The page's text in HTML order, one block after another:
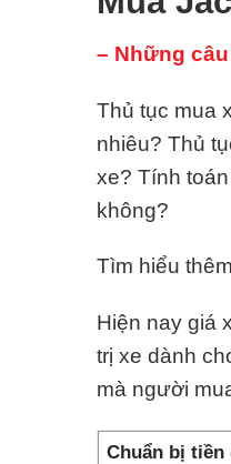
– Những
Thủ tục mua
nhiêu? Thủ
xe? Tính
không?
Tìm hiểu
Hiện nay giá
trị xe dành
mà người
Chuẩn bị